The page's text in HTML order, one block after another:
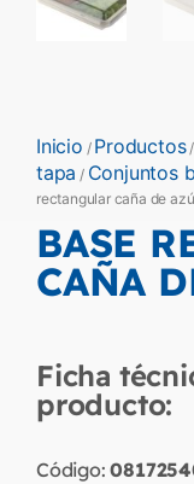
Inicio / Productos/
tapa / Conjuntos
rectangular caña de
BASE
CAÑA
Ficha
producto:
Código: